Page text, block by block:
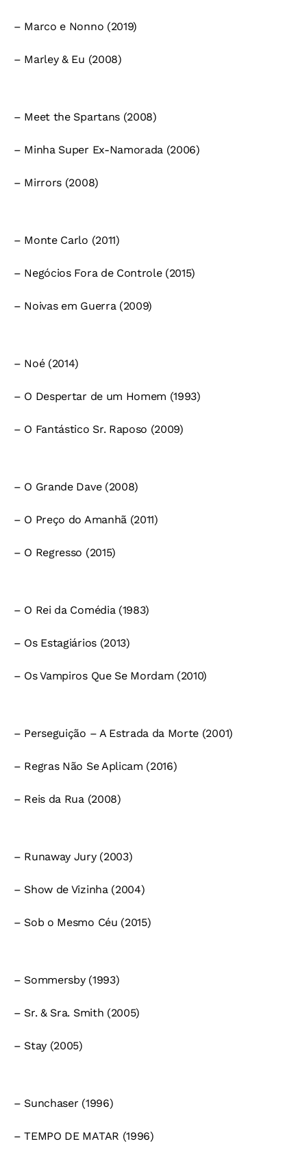
– Marco e Nonno (2019)
– Marley & Eu (2008)
– Meet the Spartans (2008)
– Minha Super Ex-Namorada (2006)
– Mirrors (2008)
– Monte Carlo (2011)
– Negócios Fora de Controle (2015)
– Noivas em Guerra (2009)
– Noé (2014)
– O Despertar de um Homem (1993)
– O Fantástico Sr. Raposo (2009)
– O Grande Dave (2008)
– O Preço do Amanhã (2011)
– O Regresso (2015)
– O Rei da Comédia (1983)
– Os Estagiários (2013)
– Os Vampiros Que Se Mordam (2010)
– Perseguição – A Estrada da Morte (2001)
– Regras Não Se Aplicam (2016)
– Reis da Rua (2008)
– Runaway Jury (2003)
– Show de Vizinha (2004)
– Sob o Mesmo Céu (2015)
– Sommersby (1993)
– Sr. & Sra. Smith (2005)
– Stay (2005)
– Sunchaser (1996)
– TEMPO DE MATAR (1996)